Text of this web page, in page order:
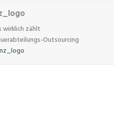
wirklich zählt
Outsourcing